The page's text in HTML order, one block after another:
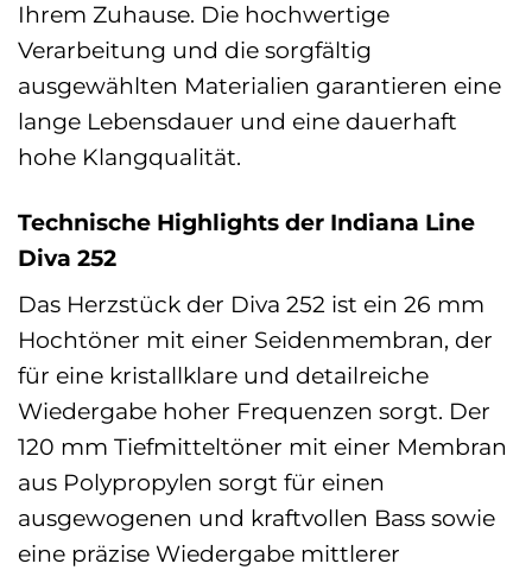
Ihrem Zuhause. Die hochwertige
Verarbeitung und die sorgfältig
ausgewählten Materialien garantieren eine
lange Lebensdauer und eine dauerhaft
hohe Klangqualität.
Technische Highlights der Indiana Line
Diva 252
Das Herzstück der Diva 252 ist ein 26 mm
Hochtöner mit einer Seidenmembran, der
für eine kristallklare und detailreiche
Wiedergabe hoher Frequenzen sorgt. Der
120 mm Tiefmitteltöner mit einer Membran
aus Polypropylen sorgt für einen
ausgewogenen und kraftvollen Bass sowie
eine präzise Wiedergabe mittlerer